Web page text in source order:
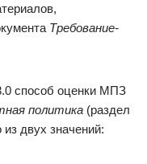
Требование-
способ оценки МПЗ
политика (раздел
двух значений: